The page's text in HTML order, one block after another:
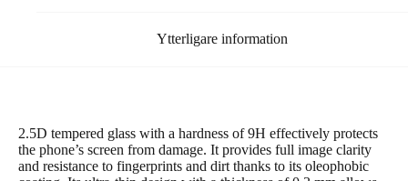
C25s
/
C35
Ytterligare information
2.5D tempered glass with a hardness of 9H effectively protects
the phone’s screen from damage. It provides full image clarity
and resistance to fingerprints and dirt thanks to its oleophobic